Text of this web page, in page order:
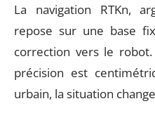
La navigation RTKn,
repose sur une base
correction vers le
précision est
urbain, la situation